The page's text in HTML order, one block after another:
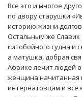
Все это и многое
по двору старушки
историю жизни
Остальным же Славик
китобойного судна и
а матушка, добрая
Африке лечит людей
женщина начитанная
интернатовцам и все